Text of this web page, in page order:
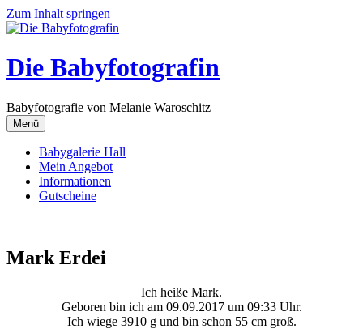
Zum Inhalt springen
Die Babyfotografin
Babyfotografie von Melanie Waroschitz
Menü
Babygalerie Hall
Mein Angebot
Informationen
Gutscheine
Mark Erdei
Ich heiße Mark.
Geboren bin ich am 09.09.2017 um 09:33 Uhr.
Ich wiege 3910 g und bin schon 55 cm groß.